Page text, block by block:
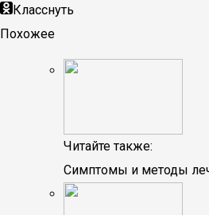
Класснуть
Похожее
Читайте также:
Симптомы и методы